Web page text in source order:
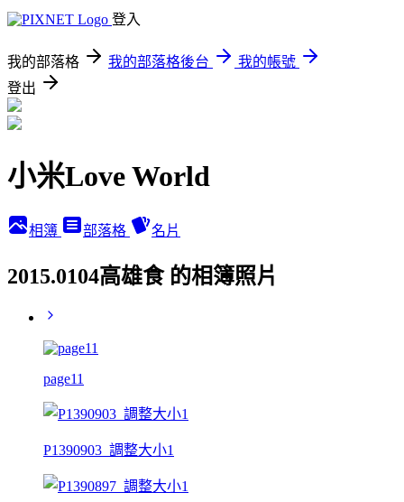
登入
我的部落格 我的部落格後台
我的帳號
登出
小米Love World
相簿 部落格 名片
2015.0104高雄食 的相簿照片
page11
P1390903_調整大小1